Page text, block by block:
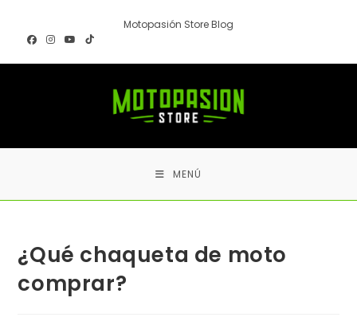
contenido
Motopasión Store Blog
MENÚ
¿Qué chaqueta de moto
comprar?